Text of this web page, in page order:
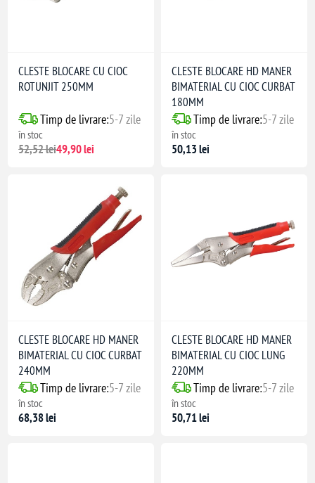
CLESTE BLOCARE CU CIOC
ROTUNJIT 250MM
Timp de livrare:5-7 zile
în stoc
52,52 lei49,90 lei
CLESTE BLOCARE HD MANER
BIMATERIAL CU CIOC CURBAT
180MM
Timp de livrare:5-7 zile
în stoc
50,13 lei
CLESTE BLOCARE HD MANER
BIMATERIAL CU CIOC CURBAT
240MM
Timp de livrare:5-7 zile
în stoc
68,38 lei
CLESTE BLOCARE HD MANER
BIMATERIAL CU CIOC LUNG
220MM
Timp de livrare:5-7 zile
în stoc
50,71 lei